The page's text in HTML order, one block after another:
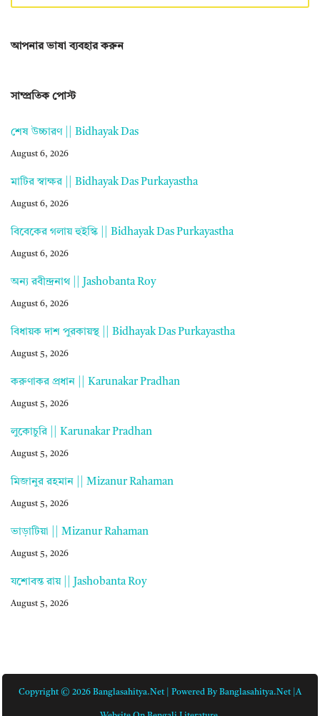
আপনার ভাষা ব্যবহার করুন
সাম্প্রতিক পোস্ট
শেষ উচ্চারণ || Bidhayak Das
August 6, 2026
মাটির স্বাক্ষর || Bidhayak Das Purkayastha
August 6, 2026
বিবেকের গলায় হুইস্কি || Bidhayak Das Purkayastha
August 6, 2026
অন্য রবীন্দ্রনাথ || Jashobanta Roy
August 6, 2026
বিধায়ক দাশ পুরকায়স্থ || Bidhayak Das Purkayastha
August 5, 2026
করুণাকর প্রধান || Karunakar Pradhan
August 5, 2026
লুকোচুরি || Karunakar Pradhan
August 5, 2026
মিজানুর রহমান || Mizanur Rahaman
August 5, 2026
ভাড়াটিয়া || Mizanur Rahaman
August 5, 2026
যশোবন্ত রায় || Jashobanta Roy
August 5, 2026
Copyright © 2026 Banglasahitya.net | Powered By Banglasahitya.net |A